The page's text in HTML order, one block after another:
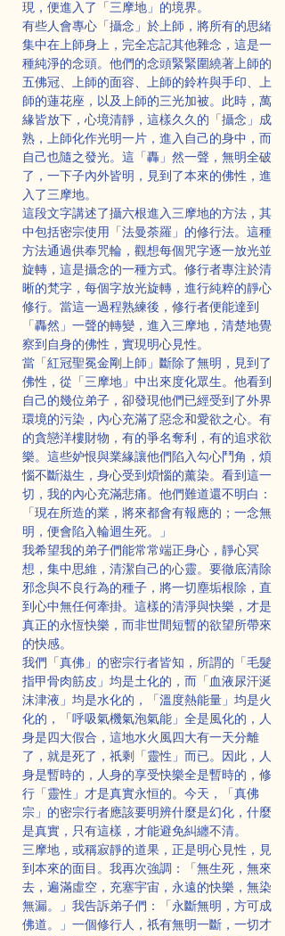
現，便進入了「三摩地」的境界。
有些人會專心「攝念」於上師，將所有的思緒
集中在上師身上，完全忘記其他雜念，這是一
種純淨的念頭。他們的念頭緊緊圍繞著上師的
五佛冠、上師的面容、上師的鈴杵與手印、上
師的蓮花座，以及上師的三光加被。此時，萬
緣皆放下，心境清靜，這樣久久的「攝念」成
熟，上師化作光明一片，進入自己的身中，而
自己也隨之發光。這「轟」然一聲，無明全破
了，一下子內外皆明，見到了本來的佛性，進
入了三摩地。
這段文字講述了攝六根進入三摩地的方法，其
中包括密宗使用「法曼荼羅」的修行法。這種
方法通過供奉咒輪，觀想每個咒字逐一放光並
旋轉，這是攝念的一種方式。修行者專注於清
晰的梵字，每個字放光旋轉，進行純粹的靜心
修行。當這一過程熟練後，修行者便能達到
「轟然」一聲的轉變，進入三摩地，清楚地覺
察到自身的佛性，實現明心見性。
當「紅冠聖冕金剛上師」斷除了無明，見到了
佛性，從「三摩地」中出來度化眾生。他看到
自己的幾位弟子，卻發現他們已經受到了外界
環境的污染，內心充滿了惡念和愛欲之心。有
的貪戀洋樓財物，有的爭名奪利，有的追求欲
樂。這些妒恨與業緣讓他們陷入勾心鬥角，煩
惱不斷滋生，身心受到煩惱的薰染。看到這一
切，我的內心充滿悲痛。他們難道還不明白：
「現在所造的業，將來都會有報應的；一念無
明，便會陷入輪迴生死。」
我希望我的弟子們能常常端正身心，靜心冥
想，集中思維，清潔自己的心靈。要徹底清除
邪念與不良行為的種子，將一切塵垢根除，直
到心中無任何牽掛。這樣的清淨與快樂，才是
真正的永恆快樂，而非世間短暫的欲望所帶來
的快感。
我們「真佛」的密宗行者皆知，所謂的「毛髮
指甲骨肉筋皮」均是土化的，而「血液尿汗涎
沫津液」均是水化的，「溫度熱能量」均是火
化的，「呼吸氣機氣泡氣能」全是風化的，人
身是四大假合，這地水火風四大有一天分離
了，就是死了，祇剩「靈性」而已。因此，人
身是暫時的，人身的享受快樂全是暫時的，修
行「靈性」才是真實永恒的。今天，「真佛
宗」的密宗行者應該要明辨什麼是幻化，什麼
是真實，只有這樣，才能避免糾纏不清。
三摩地，或稱寂靜的道果，正是明心見性，見
到本來的面目。我再次強調：「無生死，無來
去，遍滿虛空，充塞宇宙，永遠的快樂，無染
無漏。」我告訴弟子們：「永斷無明，方可成
佛道。」一個修行人，祇有無明一斷，一切才